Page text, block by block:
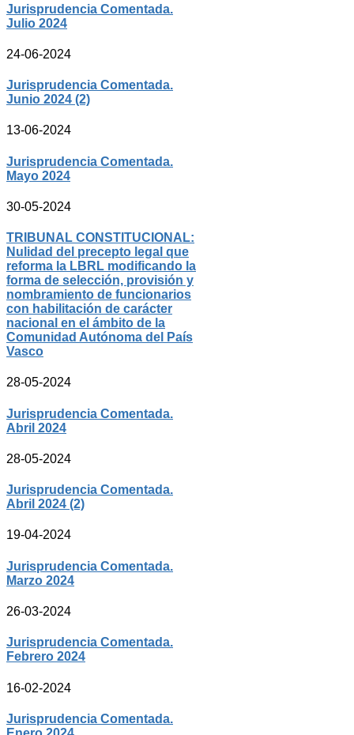
Jurisprudencia Comentada.
Julio 2024
24-06-2024
Jurisprudencia Comentada.
Junio 2024 (2)
13-06-2024
Jurisprudencia Comentada.
Mayo 2024
30-05-2024
TRIBUNAL CONSTITUCIONAL:
Nulidad del precepto legal que
reforma la LBRL modificando la
forma de selección, provisión y
nombramiento de funcionarios
con habilitación de carácter
nacional en el ámbito de la
Comunidad Autónoma del País
Vasco
28-05-2024
Jurisprudencia Comentada.
Abril 2024
28-05-2024
Jurisprudencia Comentada.
Abril 2024 (2)
19-04-2024
Jurisprudencia Comentada.
Marzo 2024
26-03-2024
Jurisprudencia Comentada.
Febrero 2024
16-02-2024
Jurisprudencia Comentada.